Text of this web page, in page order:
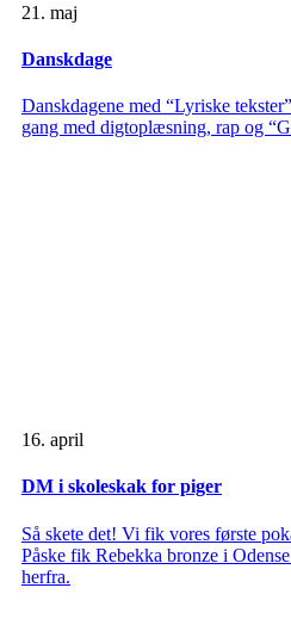
21. maj
Danskdage
Danskdagene med “Lyriske
gang med digtoplæsning, rap og
16. april
DM i skoleskak for piger
Så skete det! Vi fik vores første
Påske fik Rebekka bronze i
herfra.